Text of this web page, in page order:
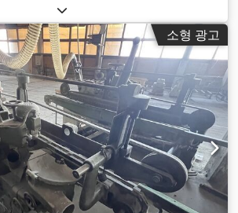
소형 광고